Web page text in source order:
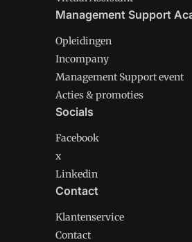
Management Support
Opleidingen
Incompany
Management Support event
Acties & promoties
Socials
Facebook
x
Linkedin
Contact
Klantenservice
Contact